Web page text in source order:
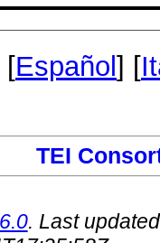
[Español ] [
TEI
. Last